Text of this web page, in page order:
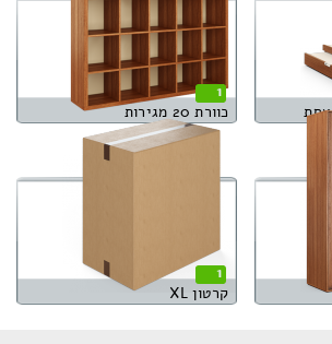
1
כוורת 20 מגירות
1
קרטון XL